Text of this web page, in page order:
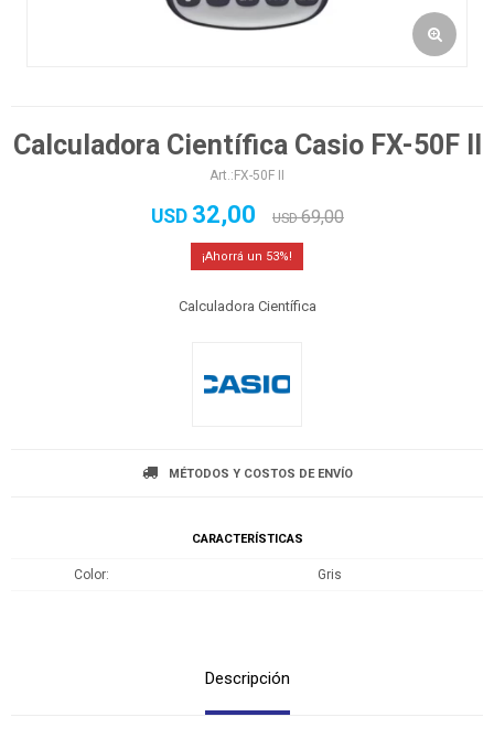
Calculadora Científica Casio FX-50F II
FX-50F II
USD 32,00 USD 69,00
53
Calculadora Científica
MÉTODOS Y COSTOS DE ENVÍO
CARACTERÍSTICAS
Color Gris
Descripción